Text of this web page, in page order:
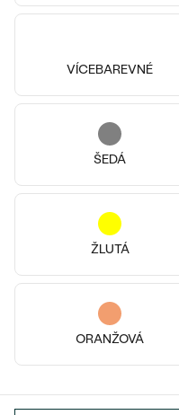
VÍCEBAREVNÉ
ŠEDÁ
ŽLUTÁ
ORANŽOVÁ
od 15 190 Kč
3 990 Kč